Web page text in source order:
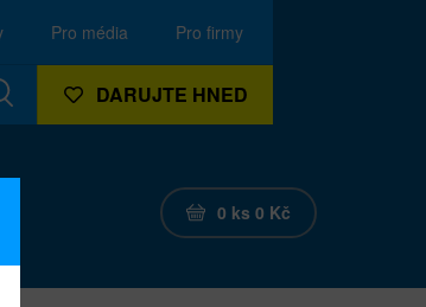
Pro média Pro firmy
DARUJTE HNED
0 ks 0 Kč